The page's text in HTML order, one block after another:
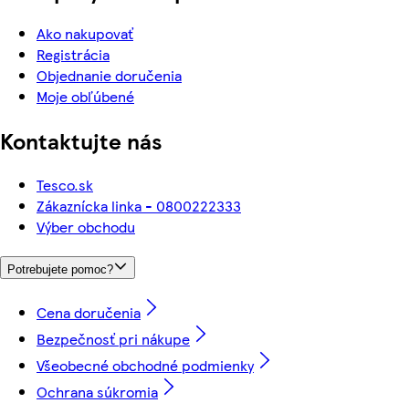
Ako nakupovať
Registrácia
Objednanie doručenia
Moje obľúbené
Kontaktujte nás
Tesco.sk
Zákaznícka linka - 0800222333
Výber obchodu
Potrebujete pomoc?
Cena doručenia
Bezpečnosť pri nákupe
Všeobecné obchodné podmienky
Ochrana súkromia